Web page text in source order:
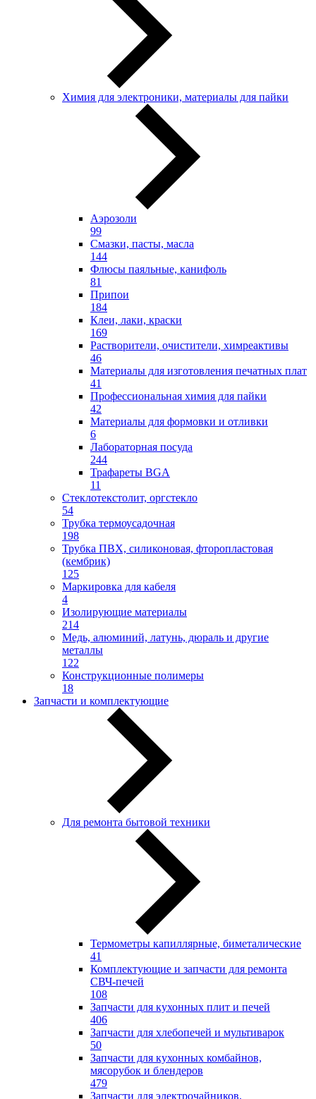
Химия для электроники, материалы для пайки
Аэрозоли
99
Смазки, пасты, масла
144
Флюсы паяльные, канифоль
81
Припои
184
Клеи, лаки, краски
169
Растворители, очистители, химреактивы
46
Материалы для изготовления печатных плат
41
Профессиональная химия для пайки
42
Материалы для формовки и отливки
6
Лабораторная посуда
244
Трафареты BGA
11
Стеклотекстолит, оргстекло
54
Трубка термоусадочная
198
Трубка ПВХ, силиконовая, фторопластовая
(кембрик)
125
Маркировка для кабеля
4
Изолирующие материалы
214
Медь, алюминий, латунь, дюраль и другие
металлы
122
Конструкционные полимеры
18
Запчасти и комплектующие
Для ремонта бытовой техники
Термометры капиллярные, биметалические
41
Комплектующие и запчасти для ремонта
СВЧ-печей
108
Запчасти для кухонных плит и печей
406
Запчасти для хлебопечей и мультиварок
50
Запчасти для кухонных комбайнов,
мясорубок и блендеров
479
Запчасти для электрочайников,